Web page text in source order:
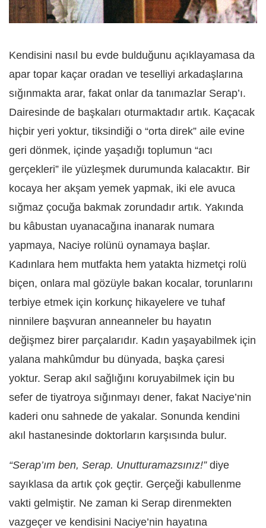
Kendisini nasıl bu evde bulduğunu açıklayamasa da
apar topar kaçar oradan ve teselliyi arkadaşlarına
sığınmakta arar, fakat onlar da tanımazlar Serap’ı.
Dairesinde de başkaları oturmaktadır artık. Kaçacak
hiçbir yeri yoktur, tiksindiği o “orta direk” aile evine
geri dönmek, içinde yaşadığı toplumun “acı
gerçekleri” ile yüzleşmek durumunda kalacaktır. Bir
kocaya her akşam yemek yapmak, iki ele avuca
sığmaz çocuğa bakmak zorundadır artık. Yakında
bu kâbustan uyanacağına inanarak numara
yapmaya, Naciye rolünü oynamaya başlar.
Kadınlara hem mutfakta hem yatakta hizmetçi rolü
biçen, onlara mal gözüyle bakan kocalar, torunlarını
terbiye etmek için korkunç hikayelere ve tuhaf
ninnilere başvuran anneanneler bu hayatın
değişmez birer parçalarıdır. Kadın yaşayabilmek için
yalana mahkûmdur bu dünyada, başka çaresi
yoktur. Serap akıl sağlığını koruyabilmek için bu
sefer de tiyatroya sığınmayı dener, fakat Naciye’nin
kaderi onu sahnede de yakalar. Sonunda kendini
akıl hastanesinde doktorların karşısında bulur.
“Serap’ım ben, Serap. Unutturamazsınız!”diye
sayıklasa da artık çok geçtir. Gerçeği kabullenme
vakti gelmiştir. Ne zaman ki Serap direnmekten
vazgeçer ve kendisini Naciye’nin hayatına